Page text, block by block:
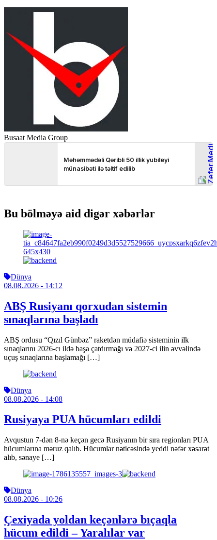
Busaat Media Group
Bu bölməyə aid digər xəbərlər
Dünya
08.08.2026 - 14:12
ABŞ Rusiyanı qorxudan sistemin
sınaqlarına başladı
ABŞ ordusu “Qızıl Günbəz” raketdən müdafiə sisteminin ilk
sınaqlarını 2026-cı ildə başa çatdırmağı və 2027-ci ilin əvvəlində
uçuş sınaqlarına başlamağı […]
Dünya
08.08.2026 - 14:08
Rusiyaya PUA hücumları edildi
Avqustun 7-dən 8-nə keçən gecə Rusiyanın bir sıra regionları PUA
hücumlarına məruz qalıb. Hücumlar nəticəsində yeddi nəfər xəsarət
alıb, sənaye […]
Dünya
08.08.2026 - 10:26
Çexiyada yoldan keçənlərə bıçaqla
hücum edildi – Yaralılar var